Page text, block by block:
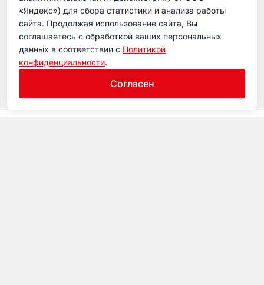
Подпишитесь на рассылку сегодня и узнавайте
первым о самом важном.
«Яндекс») для сбора статистики и анализа работы
сайта. Продолжая использование сайта, Вы
соглашаетесь с обработкой ваших персональных
данных в соответствии с Политикой
конфиденциальности.
Согласен